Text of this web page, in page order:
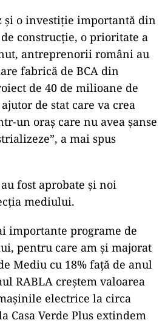
și o investiție importantă din
construcție, o prioritate a
antreprenorii români au
fabrică de BCA din
de 40 de milioane de
de stat care va crea
un oraș care nu avea șanse
a mai spus
fost aprobate şi noi
mediului.
importante programe de
pentru care am și majorat
Mediu cu 18% față de anul
RABLA creștem valoarea
electrice la circa
Casa Verde Plus extindem